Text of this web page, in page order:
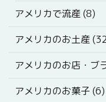
アメリカで流産 (8)
アメリカのお土産
アメリカのお店・ブ
アメリカのお菓子 (6)